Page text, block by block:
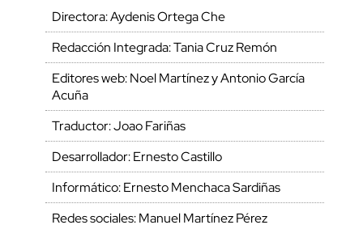
Directora: Aydenis Ortega Che
Redacción Integrada: Tania Cruz Remón
Editores web: Noel Martínez y Antonio García
Acuña
Traductor: Joao Fariñas
Desarrollador: Ernesto Castillo
Informático: Ernesto Menchaca Sardiñas
Redes sociales: Manuel Martínez Pérez